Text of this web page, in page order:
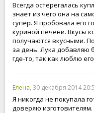
Всегда остерегалась
знает из чего она на
супер. Я пробовала его
куриной печени. Вкусы
получаются вкусными.
за день. Лука добавляю
где-то, так как люблю
Елена, 30 декабря 2014
Я никогда не покупала
доверяю